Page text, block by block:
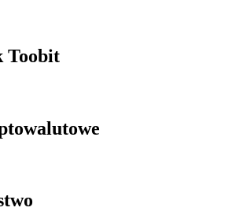
Toobit